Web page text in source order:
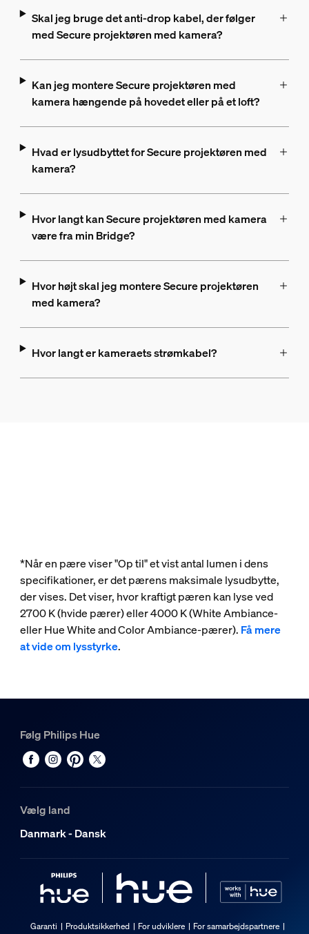
Skal jeg bruge det anti-drop kabel, der følger
med Secure projektøren med kamera?
Kan jeg montere Secure projektøren med
kamera hængende på hovedet eller på et loft?
Hvad er lysudbyttet for Secure projektøren med
kamera?
Hvor langt kan Secure projektøren med kamera
være fra min Bridge?
Hvor højt skal jeg montere Secure projektøren
med kamera?
Hvor langt er kameraets strømkabel?
*Når en pære viser "Op til" et vist antal lumen i dens
specifikationer, er det pærens maksimale lysudbytte,
der vises. Det viser, hvor kraftigt pæren kan lyse ved
2700 K (hvide pærer) eller 4000 K (White Ambiance-
eller Hue White and Color Ambiance-pærer). Få mere
at vide om lysstyrke.
Følg Philips Hue
Vælg land
Danmark - Dansk
Garanti Produktsikkerhed For udviklere For samarbejdspartnere